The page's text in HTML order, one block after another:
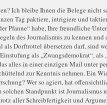
Ich bleibe Ihnen die Belege nicht
Tag paktiere, intrigiere und
Pfanne“ habe, Ihre freundliche
des Journalismus zu kennen
Dorftrottel übersetzen darf, sind
als „Zwangsdemokrat“, als
alles in einer einzigen Mail unter
zur Kenntnis nehmen. Ein
Wer so agiert, hat
Standpunkt ist Journalismus
aller Schreibfertigkeit und